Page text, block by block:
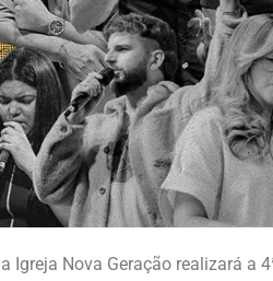
Igreja Nova Geração realizará a